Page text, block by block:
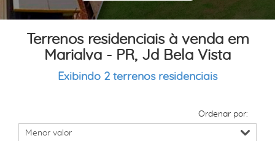
Terrenos residenciais à venda em
Marialva - PR, Jd Bela Vista
Exibindo 2 terrenos residenciais
Ordenar por: